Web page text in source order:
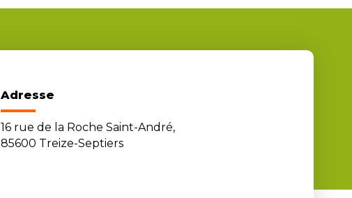
Adresse
16 rue de la Roche Saint-André,
85600 Treize-Septiers